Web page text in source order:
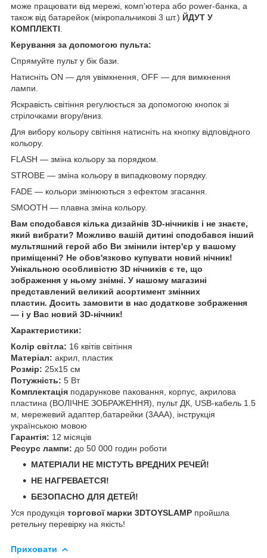
може працювати від мережі, комп'ютера або power-банка, а
також від батарейок (мікропальчикові 3 шт.) ЙДУТ У
КОМПЛЕКТІ
Керування за допомогою пульта:
Спрямуйте пульт у бік бази.
Натисніть ON — для увімкнення, OFF — для вимкнення
лампи.
Яскравість світіння регулюється за допомогою кнопок зі
стрілочками вгору/вниз.
Для вибору кольору світіння натисніть на кнопку відповідного
кольору.
FLASH — зміна кольору за порядком.
STROBE — зміна кольору в випадковому порядку.
FADE — кольори змінюються з ефектом згасання.
SMOOTH — плавна зміна кольору.
Вам сподобався кілька дизайнів 3D-нічників і не знаєте,
який вибрати? Можливо вашій дитині сподобався інший
мультяшний герой або Ви змінили інтер'єр у вашому
приміщенні? Не обов'язково купувати новий нічник!
Унікальною особливістю 3D нічників є те, що
зображення у ньому знімні. У нашому магазині
представлений великий асортимент змінних
пластин. Досить замовити в нас додаткове зображення
— і у Вас новий 3D-нічник!
Характеристики:
Колір світла: 16 квітів світіння
Матеріал: акрил, пластик
Розмір: 25х15 см
Потужність: 5 Вт
Комплектація подарункове паковання, корпус, акрилова
пластина (ВОЛІЧНЕ ЗОБРАЖЕННЯ), пульт ДК, USB-кабель 1.5
м, мережевий адаптер,батарейки (3ААА), інструкція
українською мовою
Гарантія: 12 місяців
Ресурс лампи: до 50 000 годин роботи
МАТЕРІАЛИ НЕ МІСТУТЬ ВРЕДНИХ РЕЧЕЙ!
НЕ НАГРЕВАЕТСЯ!
БЕЗОПАСНО ДЛЯ ДЕТЕЙ!
Уся продукція торгової марки 3DTOYSLAMP пройшла
ретельну перевірку на якість!
Приховати